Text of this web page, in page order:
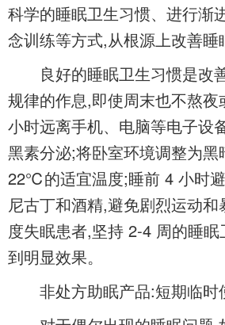
科学的睡眠卫生习惯、进行渐
念训练等方式,从根源上改善睡
良好的睡眠卫生习惯是改
规律的作息,即使周末也不熬夜
小时远离手机、电脑等电子设
黑素分泌;将卧室环境调整为黑
22℃的适宜温度;睡前 4 小时避
尼古丁和酒精,避免剧烈运动
度失眠患者,坚持 2-4 周的睡
到明显效果。
非处方助眠产品:短期临时